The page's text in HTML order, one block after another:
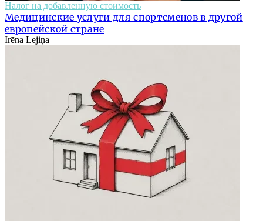
Налог на добавленную стоимость
Медицинские услуги для спортсменов в другой
европейской стране
Irēna Lejiņa